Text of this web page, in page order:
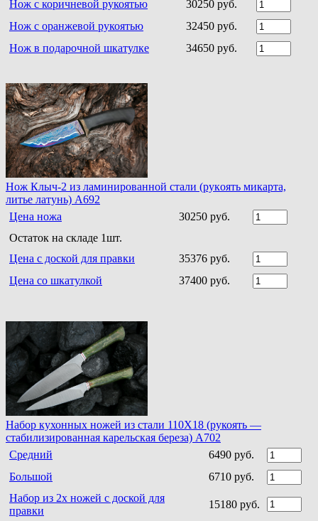
Нож c коричневой рукоятью
30250 руб.
Нож с оранжевой рукоятью
32450 руб.
Нож в подарочной шкатулке
34650 руб.
Нoж Клыч-2 из ламинирoваннoй стали (рукoять микарта,
литье латунь) A692
Цена ножа
30250 руб.
Остаток на складе 1шт.
Цена с доской для правки
35376 руб.
Цена со шкатулкой
37400 руб.
Набор кухонных ножей из стали 110Х18 (рукоять —
стабилизированная карельская береза) A702
Средний
6490 руб.
Большой
6710 руб.
Набор из 2х ножей с доской для
правки
15180 руб.